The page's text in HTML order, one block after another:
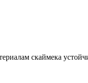
скаймека